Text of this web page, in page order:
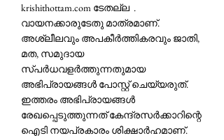
krishithottam.com ടേതല്ല .
വായനക്കാരുടേതു മാത്രമാണ്.
അശ്ലീലവും അപകീര്‍ത്തികരവും ജാതി,
മത, സമുദായ
സ്പര്‍ധവളര്‍ത്തുന്നതുമായ
അഭിപ്രായങ്ങള്‍ പോസ്റ്റ് ചെയ്യരുത്.
ഇത്തരം അഭിപ്രായങ്ങള്‍
രേഖപ്പെടുത്തുന്നത് കേന്ദ്രസര്‍ക്കാറിന്റെ
ഐടി നയപ്രകാരം ശിക്ഷാര്‍ഹമാണ്.